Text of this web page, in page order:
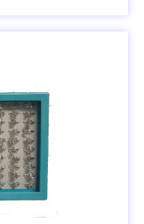
CAPSULES MET SPEELGOED